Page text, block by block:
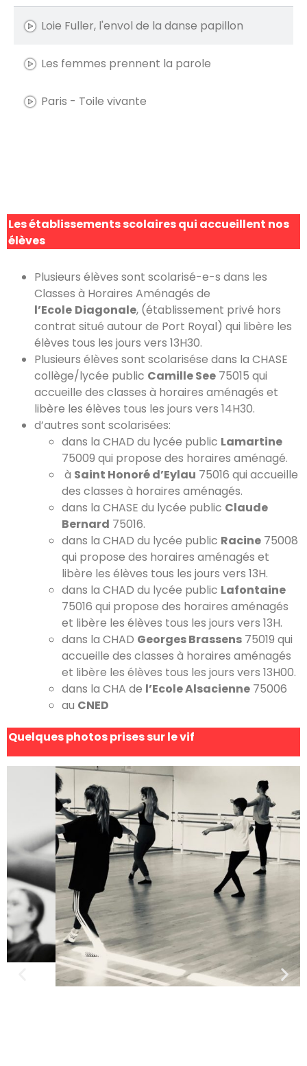
Loie Fuller, l'envol de la danse papillon
Les femmes prennent la parole
Paris - Toile vivante
Les établissements scolaires qui accueillent nos
élèves
Plusieurs élèves sont scolarisé-e-s dans les
Classes à Horaires Aménagés de
l’Ecole Diagonale, (établissement privé hors
contrat situé autour de Port Royal) qui libère les
élèves tous les jours vers 13H30.
Plusieurs élèves sont scolarisése dans la CHASE
collège/lycée public Camille See 75015 qui
accueille des classes à horaires aménagés et
libère les élèves tous les jours vers 14H30.
d’autres sont scolarisées:
dans la CHAD du lycée public Lamartine
75009 qui propose des horaires aménagé.
à Saint Honoré d’Eylau 75016 qui accueille
des classes à horaires aménagés.
dans la CHASE du lycée public Claude
Bernard 75016.
dans la CHAD du lycée public Racine 75008
qui propose des horaires aménagés et
libère les élèves tous les jours vers 13H.
dans la CHAD du lycée public Lafontaine
75016 qui propose des horaires aménagés
et libère les élèves tous les jours vers 13H.
dans la CHAD Georges Brassens 75019 qui
accueille des classes à horaires aménagés
et libère les élèves tous les jours vers 13H00.
dans la CHA de l’Ecole Alsacienne 75006
au CNED
Quelques photos prises sur le vif